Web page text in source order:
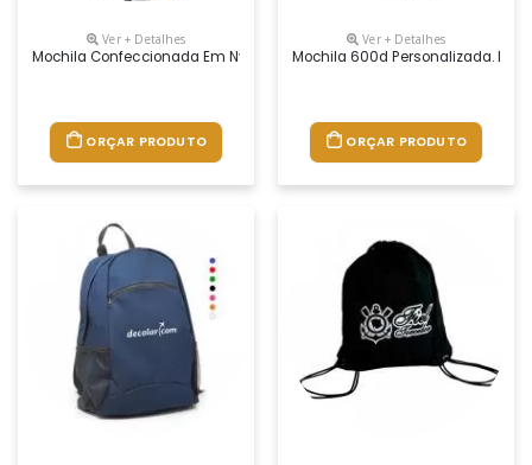
Ver + Detalhes
Mochila Confeccionada Em Nylon 17 Litros. Contém Bolso Frontal Com
ORÇAR PRODUTO
Ver + Detalhes
Mochila 600d Personalizada.
ORÇAR PRODUTO